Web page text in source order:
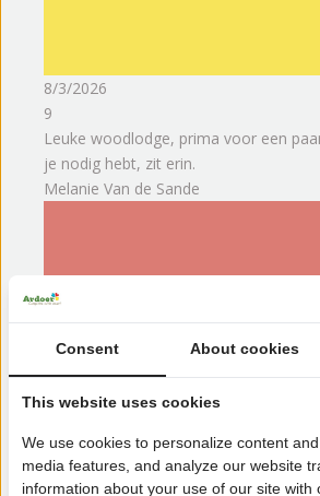
8/3/2026
9
Leuke woodlodge, prima voor een
je nodig hebt, zit erin.
Melanie Van de Sande
Consent About cookies
This website uses cookies
We use cookies to personalize content
media features, and analyze our website
information about your use of our site with